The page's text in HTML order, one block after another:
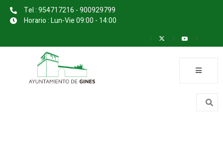
Tel : 954717216 - 900929799
Horario : Lun-Vie 09:00 - 14:00